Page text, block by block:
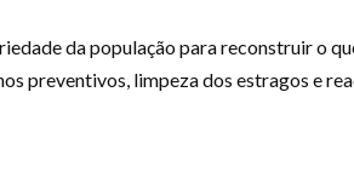
da população para reconstruir o
preventivos, limpeza dos estragos e